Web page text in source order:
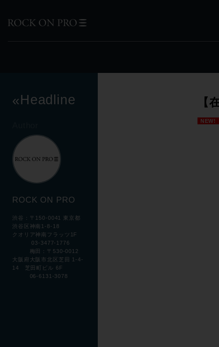
«Headline
ROCK ON PRO
渋谷：〒150-0041 東京都
渋谷区神南1-8-18
クオリア神南フラッツ1F
03-3477-1776
梅田：〒530-0012
大阪府大阪市北区芝田 1-4-
14 芝田町ビル 6F
06-6131-3078
【
NEW!